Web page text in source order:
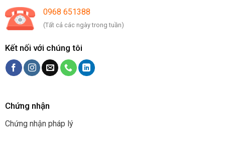
0968 651388
(Tất cả các ngày trong tuần)
Kết nối với chúng tôi
Chứng nhận
Chứng nhận pháp lý